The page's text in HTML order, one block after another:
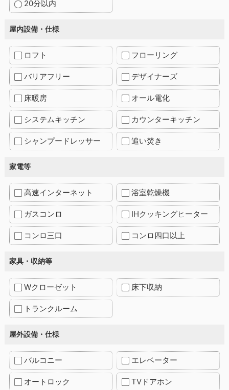
20分以内
屋内設備・仕様
ロフト フローリング
バリアフリー デザイナーズ
床暖房 オール電化
システムキッチン カウンターキッチン
シャンプードレッサー 追い焚き
家電等
高速インターネット 浴室乾燥機
ガスコンロ IHクッキングヒーター
コンロ三口 コンロ四口以上
家具・収納等
Wクローゼット 床下収納
トランクルーム
屋外設備・仕様
バルコニー エレベーター
オートロック TVドアホン